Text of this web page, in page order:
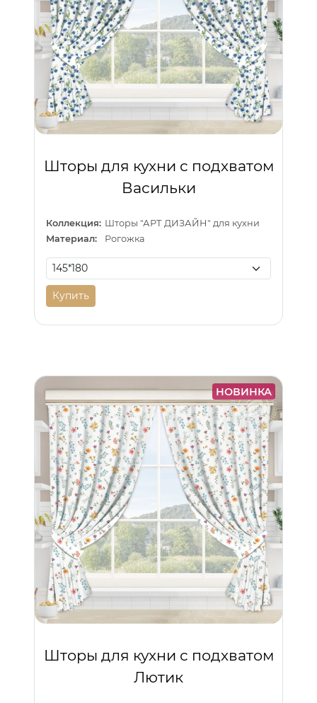
Шторы для кухни с подхватом
Васильки
Коллекция: Шторы "АРТ ДИЗАЙН" для кухни
Материал:
Рогожка
Купить
НОВИНКА
Шторы для кухни с подхватом
Лютик